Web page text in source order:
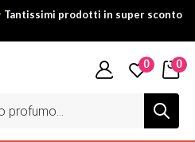
Tantissimi prodotti in super sconto
beauty nella sezione saldi: il
saldo!Clicca qui
0 0